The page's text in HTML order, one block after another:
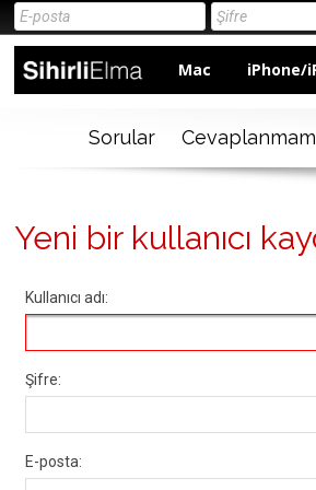
Mac iPhone/
Sorular
Yeni bir kullanıcı
Kullanıcı adı:
Şifre:
E-posta: